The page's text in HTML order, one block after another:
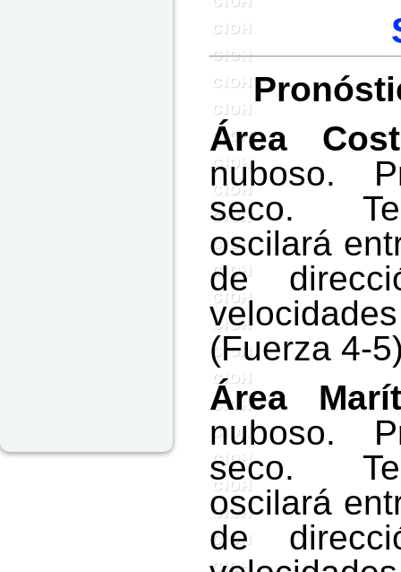
Área
nuboso.
seco.
oscilará
de
(Fuerza 4-
Área
nuboso.
seco.
oscilará
de